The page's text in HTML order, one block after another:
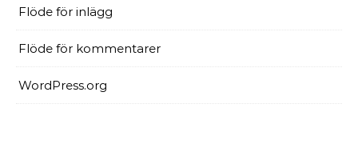
Flöde för inlägg
Flöde för kommentarer
WordPress.org